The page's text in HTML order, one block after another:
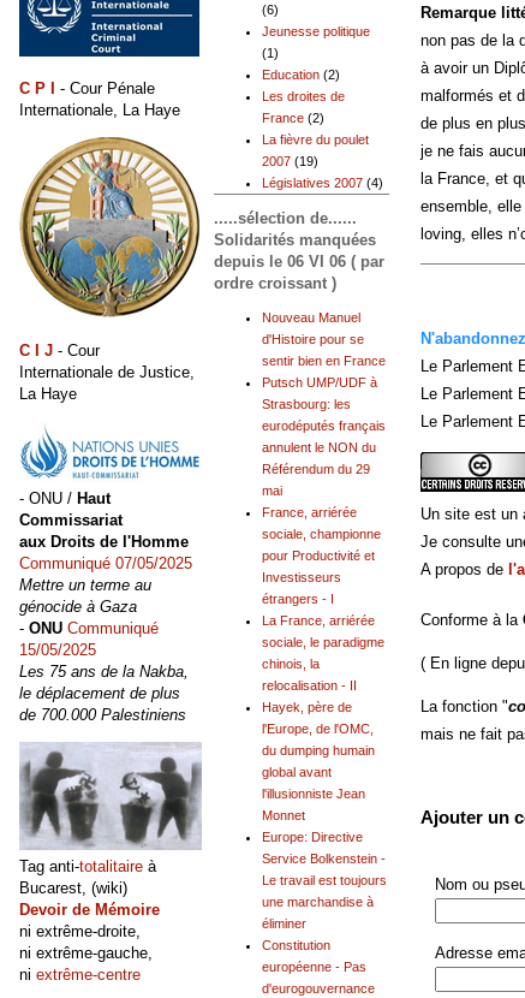
Remarque
non pas de la
à avoir un
malformés et
de plus en
je ne fais
la France, et
ensemble,
loving, elles
Le Parlement
Le Parlement
Le Parlement
Un site est un
Je consulte
A propos de
Conforme à la
( En ligne
La fonction "
mais ne fait
Ajouter un
Nom ou
Adresse
(6)
Jeunesse politique
(1)
Education (2)
Les droites de
France (2)
La fièvre du poulet
2007 (19)
Législatives 2007 (4)
.....sélection de......
Solidarités manquées
depuis le 06 VI 06 ( par
ordre croissant )
Nouveau Manuel
d'Histoire pour se
sentir bien en France
Putsch UMP/UDF à
Strasbourg: les
eurodéputés français
annulent le NON du
Référendum du 29
mai
France, arriérée
sociale, championne
pour Productivité et
Investisseurs
étrangers - I
La France, arriérée
sociale, le paradigme
chinois, la
relocalisation - II
Hayek, père de
l'Europe, de l'OMC,
du dumping humain
global avant
l'illusionniste Jean
Monnet
Europe: Directive
Service Bolkenstein -
Le travail est toujours
une marchandise à
éliminer
Constitution
européenne - Pas
d'eurogouvernance
C P I
- Cour Pénale
Internationale, La Haye
C I J - Cour
Internationale de Justice,
La Haye
- ONU / Haut
Commissariat
aux Droits de l'Homme
Communiqué 07/05/2025
Mettre un terme au
génocide à Gaza
- ONU Communiqué
15/05/2025
Les 75 ans de la Nakba,
le déplacement de plus
de 700.000 Palestiniens
Tag anti-totalitaire à
Bucarest, (wiki)
Devoir de Mémoire
ni extrême-droite,
ni extrême-gauche,
ni extrême-centre